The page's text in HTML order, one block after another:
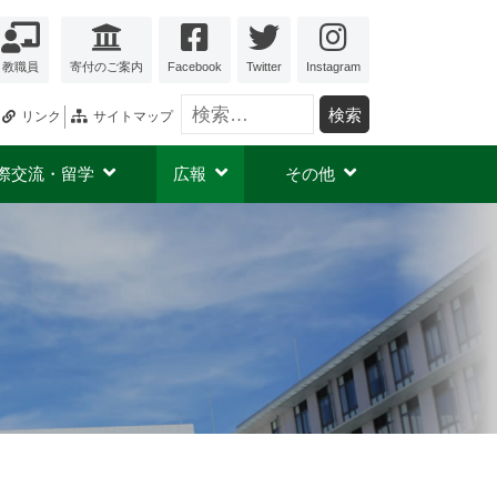
教職員 寄付のご案内 Facebook Twitter Instagram
リンク サイトマップ
検索:
交流・留学 広報 その他